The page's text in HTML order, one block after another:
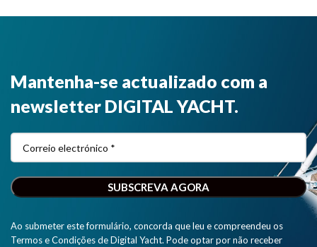
simples à
para
software
para tablets,
iPad e PCs".
USB (PC,
Mantenha-se actualizado com a
newsletter DIGITAL YACHT.
Ao submeter este formulário, concorda que leu e compreendeu os
Termos e Condições de Digital Yacht. Pode optar por não receber